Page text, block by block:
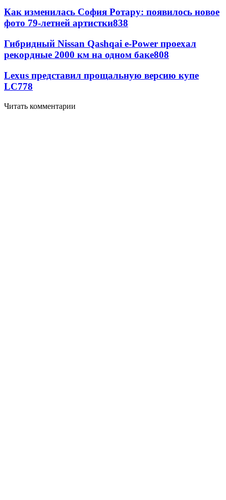
Как изменилась София Ротару: появилось новое
фото 79-летней артистки838
Гибридный Nissan Qashqai e-Power проехал
рекордные 2000 км на одном баке808
Lexus представил прощальную версию купе
LC778
Читать комментарии